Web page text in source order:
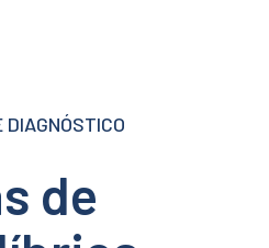
DIAGNÓSTICO
de